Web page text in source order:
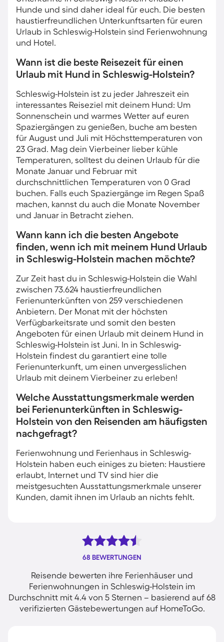
Hunde und sind daher ideal für euch. Die besten
haustierfreundlichen Unterkunftsarten für euren
Urlaub in Schleswig-Holstein sind Ferienwohnung
und Hotel.
Wann ist die beste Reisezeit für einen
Urlaub mit Hund in Schleswig-Holstein?
Schleswig-Holstein ist zu jeder Jahreszeit ein
interessantes Reiseziel mit deinem Hund: Um
Sonnenschein und warmes Wetter auf euren
Spaziergängen zu genießen, buche am besten
für August und Juli mit Höchsttemperaturen von
23 Grad. Mag dein Vierbeiner lieber kühle
Temperaturen, solltest du deinen Urlaub für die
Monate Januar und Februar mit
durchschnittlichen Temperaturen von 0 Grad
buchen. Falls euch Spaziergänge im Regen Spaß
machen, kannst du auch die Monate November
und Januar in Betracht ziehen.
Wann kann ich die besten Angebote
finden, wenn ich mit meinem Hund Urlaub
in Schleswig-Holstein machen möchte?
Zur Zeit hast du in Schleswig-Holstein die Wahl
zwischen 73.624 haustierfreundlichen
Ferienunterkünften von 259 verschiedenen
Anbietern. Der Monat mit der höchsten
Verfügbarkeitsrate und somit den besten
Angeboten für einen Urlaub mit deinem Hund in
Schleswig-Holstein ist Juni. In in Schleswig-
Holstein findest du garantiert eine tolle
Ferienunterkunft, um einen unvergesslichen
Urlaub mit deinem Vierbeiner zu erleben!
Welche Ausstattungsmerkmale werden
bei Ferienunterkünften in Schleswig-
Holstein von den Reisenden am häufigsten
nachgefragt?
Ferienwohnung und Ferienhaus in Schleswig-
Holstein haben euch einiges zu bieten: Haustiere
erlaubt, Internet und TV sind hier die
meistgesuchten Ausstattungsmerkmale unserer
Kunden, damit ihnen im Urlaub an nichts fehlt.
68 BEWERTUNGEN
Reisende bewerten ihre Ferienhäuser und
Ferienwohnungen in Schleswig-Holstein im
Durchschnitt mit 4.4 von 5 Sternen – basierend auf 68
verifizierten Gästebewertungen auf HomeToGo.